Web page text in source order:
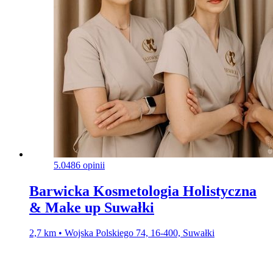
5.0486 opinii
Barwicka Kosmetologia Holistyczna
& Make up Suwałki
2,7 km • Wojska Polskiego 74, 16-400, Suwałki